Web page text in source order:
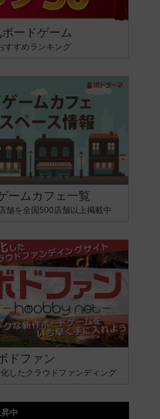
ボードゲーム
すすめランキング
ームカフェ一覧
舗を全国500店舗以上掲載中
ドファン
したクラウドファンディング
中